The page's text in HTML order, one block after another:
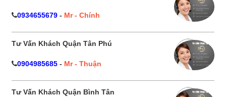
0934655679 - Mr - Chính
Tư Vấn Khách Quận Tân Phú
0904985685 - Mr - Thuận
Tư Vấn Khách Quận Bình Tân